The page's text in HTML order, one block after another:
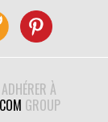
ADHÉRER À
COM GROUP